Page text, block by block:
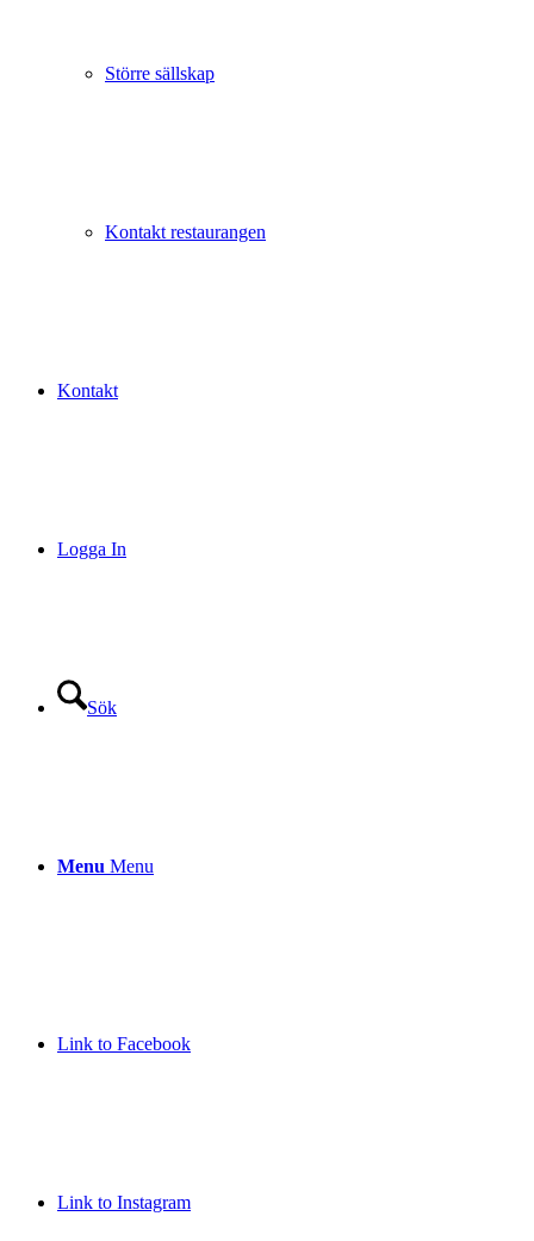
Större sällskap
Kontakt restaurangen
Kontakt
Logga In
Sök
Menu Menu
Link to Facebook
Link to Instagram